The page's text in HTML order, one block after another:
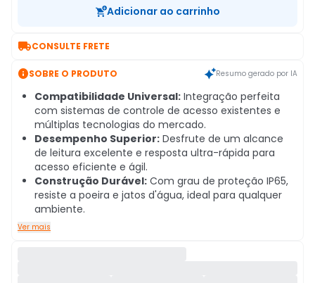
Adicionar ao carrinho
CONSULTE FRETE
SOBRE O PRODUTO Resumo gerado por IA
Compatibilidade Universal: Integração perfeita
com sistemas de controle de acesso existentes e
múltiplas tecnologias do mercado.
Desempenho Superior: Desfrute de um alcance
de leitura excelente e resposta ultra-rápida para
acesso eficiente e ágil.
Construção Durável: Com grau de proteção IP65,
resiste a poeira e jatos d'água, ideal para qualquer
ambiente.
Ver mais